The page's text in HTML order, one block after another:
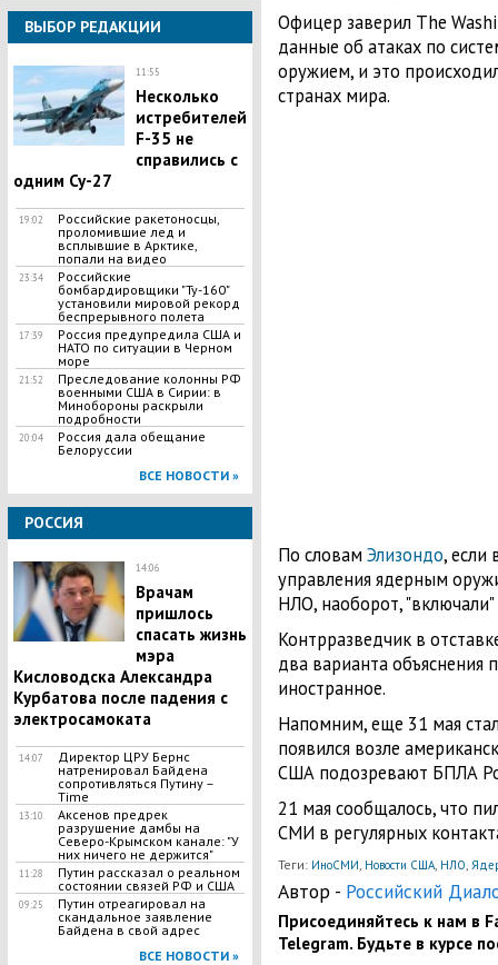
ВЫБОР РЕДАКЦИИ
11:55
Несколько
истребителей
F-35 не
справились с
одним Су-27
19:02
Российские ракетоносцы,
проломившие лед и
всплывшие в Арктике,
попали на видео
23:34
Российские
бомбардировщики "Ту-160"
установили мировой рекорд
беспрерывного полета
17:39
Россия предупредила США и
НАТО по ситуации в Черном
море
21:52
Преследование колонны РФ
военными США в Сирии: в
Минобороны раскрыли
подробности
20:04
Россия дала обещание
Белоруссии
ВСЕ НОВОСТИ »
РОССИЯ
14:06
Врачам
пришлось
спасать жизнь
мэра
Кисловодска Александра
Курбатова после падения с
электросамоката
14:07
Директор ЦРУ Бернс
натренировал Байдена
сопротивляться Путину –
Time
13:10
Аксенов предрек
разрушение дамбы на
Северо-Крымском канале: "У
них ничего не держится"
11:28
Путин рассказал о реальном
состоянии связей РФ и США
09:25
Путин отреагировал на
скандальное заявление
Байдена в свой адрес
ВСЕ НОВОСТИ »
Офицер заверил The
данные об атаках по
оружием, и это
странах мира.
По словам Элизондо, если
управления ядерным
НЛО, наоборот, "включали"
Контрразведчик в
два варианта
иностранное.
Напомним, еще 31 мая
появился возле
США подозревают БПЛА
21 мая сообщалось, что
СМИ в регулярных
Теги: ИноСМИ, Новости США, НЛО,
Автор - Российский
Присоединяйтесь к нам в
Telegram. Будьте в курсе